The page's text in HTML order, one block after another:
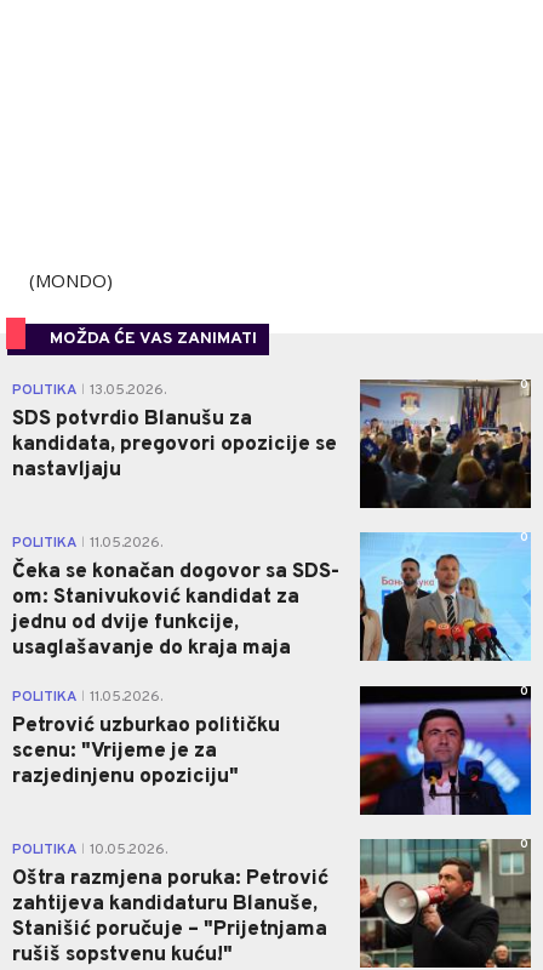
(MONDO)
MOŽDA ĆE VAS ZANIMATI
POLITIKA 13.05.2026.
SDS potvrdio Blanušu za
kandidata, pregovori opozicije se
nastavljaju
0
POLITIKA 11.05.2026.
Čeka se konačan dogovor sa SDS-
om: Stanivuković kandidat za
jednu od dvije funkcije,
usaglašavanje do kraja maja
0
POLITIKA 11.05.2026.
Petrović uzburkao političku
scenu: "Vrijeme je za
razjedinjenu opoziciju"
0
POLITIKA 10.05.2026.
Oštra razmjena poruka: Petrović
zahtijeva kandidaturu Blanuše,
Stanišić poručuje – "Prijetnjama
rušiš sopstvenu kuću!"
0